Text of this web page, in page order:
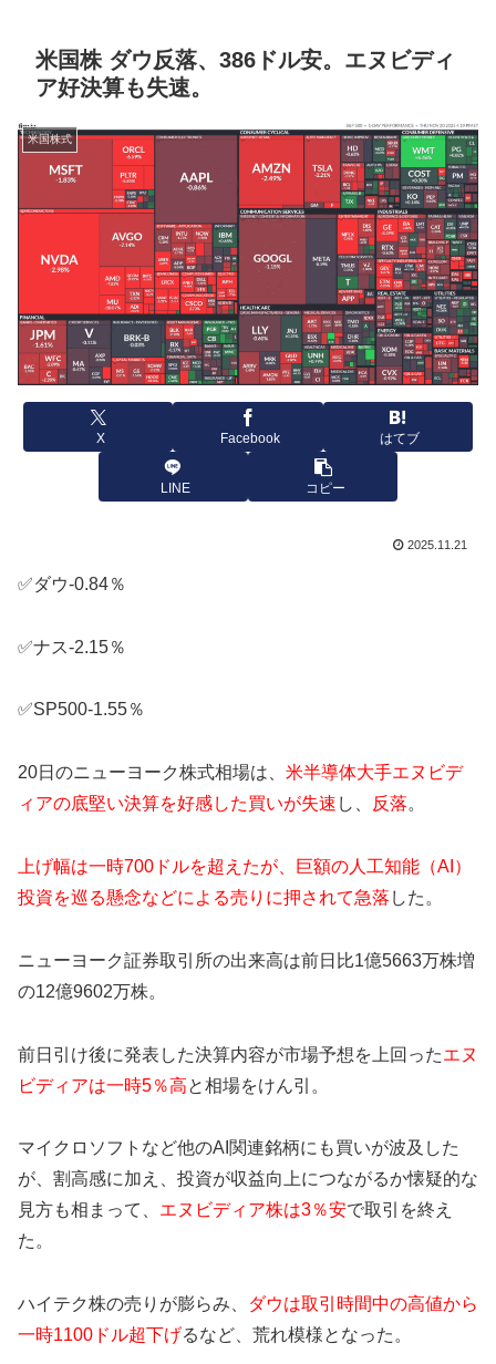
米国株 ダウ反落、386ドル安。エヌビディ
ア好決算も失速。
米国株式
X Facebook はてブ
LINE コピー
2025.11.21
✅ダウ-0.84％
✅ナス-2.15％
✅SP500-1.55％
20日のニューヨーク株式相場は、 米半導体大手エヌビデ
ィアの底堅い決算を好感した買いが失速 し、 反落。
上げ幅は一時700ドルを超えたが、巨額の人工知能（AI）
投資を巡る懸念などによる売りに押されて急落 した。
ニューヨーク証券取引所の出来高は前日比1億5663万株増
の12億9602万株。
前日引け後に発表した決算内容が市場予想を上回ったエヌ
ビディアは一時5％高と相場をけん引。
マイクロソフトなど他のAI関連銘柄にも買いが波及した
が、割高感に加え、投資が収益向上につながるか懐疑的な
見方も相まって、 エヌビディア株は3％安で取引を終え
た。
ハイテク株の売りが膨らみ、
ダウは取引時間中の高値から
一時1100ドル超下げるなど、荒れ模様となった。